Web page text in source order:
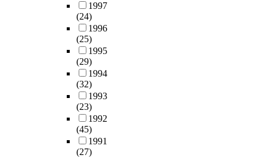
1997
(24)
1996
(25)
1995
(29)
1994
(32)
1993
(23)
1992
(45)
1991
(27)